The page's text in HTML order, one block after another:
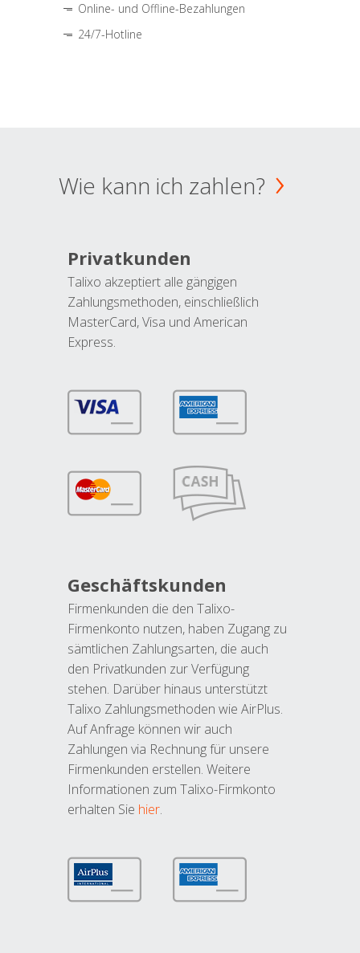
Online- und Offline-Bezahlungen
24/7-Hotline
Wie kann ich zahlen?
Privatkunden
Talixo akzeptiert alle gängigen
Zahlungsmethoden, einschließlich
MasterCard, Visa und American
Express.
Geschäftskunden
Firmenkunden die den Talixo-
Firmenkonto nutzen, haben Zugang zu
sämtlichen Zahlungsarten, die auch
den Privatkunden zur Verfügung
stehen. Darüber hinaus unterstützt
Talixo Zahlungsmethoden wie AirPlus.
Auf Anfrage können wir auch
Zahlungen via Rechnung für unsere
Firmenkunden erstellen. Weitere
Informationen zum Talixo-Firmkonto
erhalten Sie hier.